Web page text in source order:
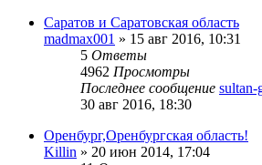
Саратов и Саратовская область
madmax001 » 15 авг 2016, 10:31
5 Ответы
4962 Просмотры
Последнее сообщение sultan-
30 авг 2016, 18:30
Оренбург,Оренбургская область!
Killin » 20 июн 2014, 17:04